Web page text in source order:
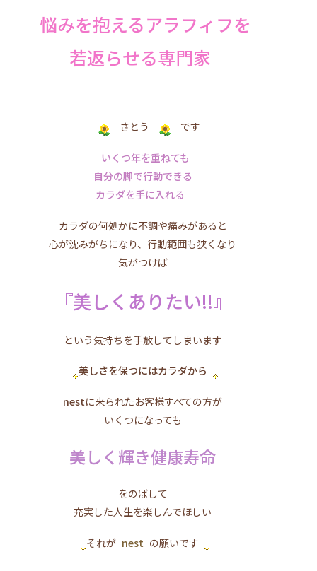
悩みを抱えるアラフィフを
若返らせる専門家
さとう です
いくつ年を重ねても
自分の脚で行動できる
カラダを手に入れる
カラダの何処かに不調や痛みがあると
心が沈みがちになり、行動範囲も狭くなり
気がつけば
『美しくありたい!!』
という気持ちを手放してしまいます
美しさを保つにはカラダから
nestに来られたお客様すべての方が
いくつになっても
美しく輝き健康寿命
をのばして
充実した人生を楽しんでほしい
それが nest の願いです